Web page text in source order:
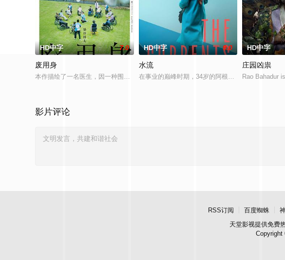
HD中字 7.0
废用身
本作描绘了一名医生，因一种围绕“废用身”——因瘫痪等原因已无恢复可能的四肢——的
HD中字 9.0
水流
在事业的巅峰时期，34岁的阿根廷造型师丽娜在瑞
HD中字
庄园凶祟
Rao Bahadur
影片评论
RSS订阅 百度蜘蛛
天堂影视提供免费